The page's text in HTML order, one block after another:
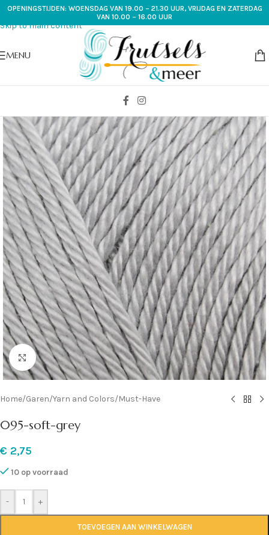
Skip to navigation
Skip to main content
OPENINGSTIJDEN: WOENSDAG VAN 19.00 – 21.30 UUR, VRIJDAG EN ZATERDAG
VAN 10.00 – 16.00 UUR
MENU
Klik om te vergroten
Home/Garen/Yarn and Colors/Must-Have
095-soft-grey
€ 2,75
10 op voorraad
- +
TOEVOEGEN AAN WINKELWAGEN